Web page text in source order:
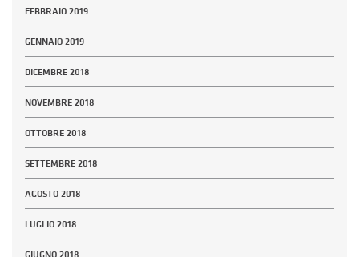
FEBBRAIO 2019
GENNAIO 2019
DICEMBRE 2018
NOVEMBRE 2018
OTTOBRE 2018
SETTEMBRE 2018
AGOSTO 2018
LUGLIO 2018